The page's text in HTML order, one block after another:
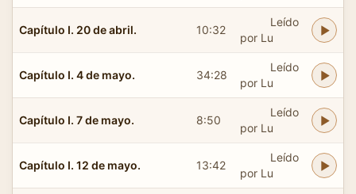
Capítulo I. 20 de abril. 10:32
Leído
por Lu
Capítulo I. 4 de mayo. 34:28
Leído
por Lu
Capítulo I. 7 de mayo. 8:50
Leído
por Lu
Capítulo I. 12 de mayo. 13:42
Leído
por Lu